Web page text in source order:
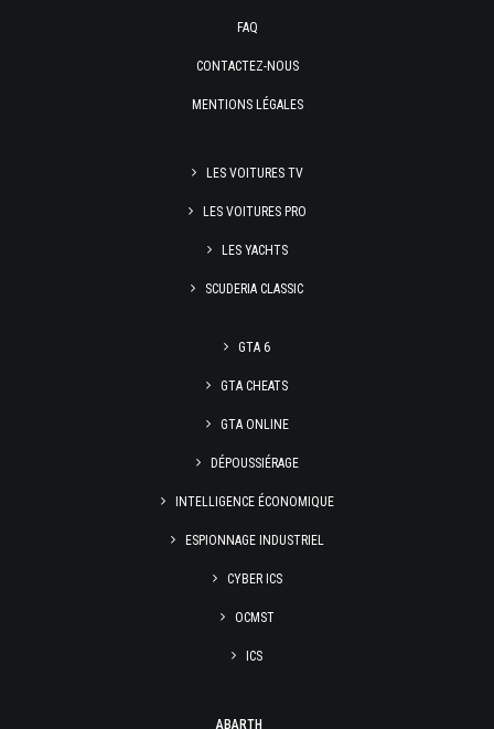
FAQ
CONTACTEZ-NOUS
MENTIONS LÉGALES
LES VOITURES TV
LES VOITURES PRO
LES YACHTS
SCUDERIA CLASSIC
GTA 6
GTA CHEATS
GTA ONLINE
DÉPOUSSIÉRAGE
INTELLIGENCE ÉCONOMIQUE
ESPIONNAGE INDUSTRIEL
CYBER ICS
OCMST
ICS
ABARTH